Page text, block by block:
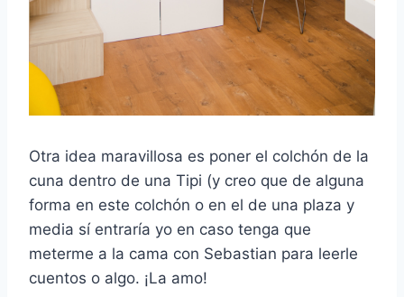
Otra idea maravillosa es poner el colchón de la
cuna dentro de una Tipi (y creo que de alguna
forma en este colchón o en el de una plaza y
media sí entraría yo en caso tenga que
meterme a la cama con Sebastian para leerle
cuentos o algo. ¡La amo!